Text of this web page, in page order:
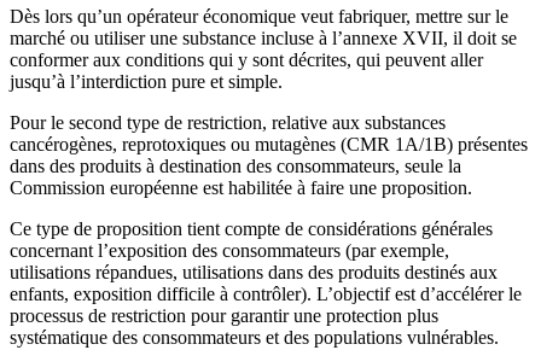
Dès lors qu’un opérateur économique veut fabriquer, mettre sur le
marché ou utiliser une substance incluse à l’annexe XVII, il doit se
conformer aux conditions qui y sont décrites, qui peuvent aller
jusqu’à l’interdiction pure et simple.
Pour le second type de restriction, relative aux substances
cancérogènes, reprotoxiques ou mutagènes (CMR 1A/1B) présentes
dans des produits à destination des consommateurs, seule la
Commission européenne est habilitée à faire une proposition.
Ce type de proposition tient compte de considérations générales
concernant l’exposition des consommateurs (par exemple,
utilisations répandues, utilisations dans des produits destinés aux
enfants, exposition difficile à contrôler). L’objectif est d’accélérer le
processus de restriction pour garantir une protection plus
systématique des consommateurs et des populations vulnérables.